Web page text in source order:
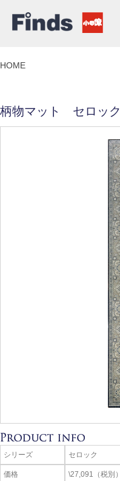
HOME
柄物マット セロック
シリーズ セロック
価格 \27,091（税別）